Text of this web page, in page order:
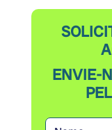
ENVIE-